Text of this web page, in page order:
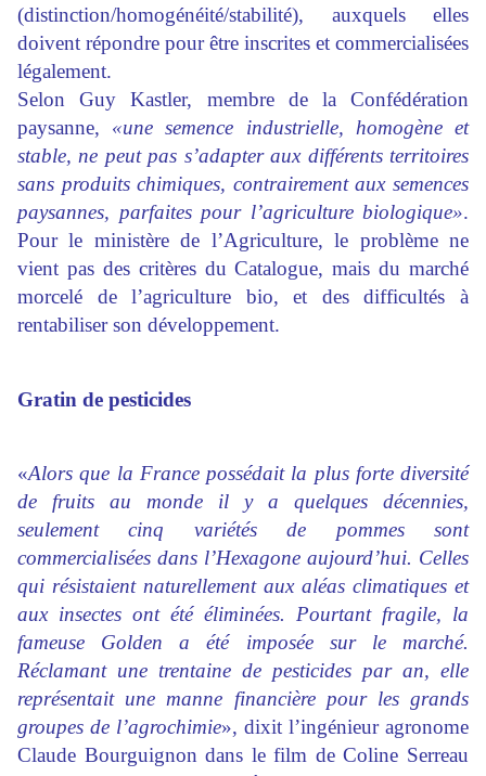
(distinction/homogénéité/stabilité), auxquels elles
doivent répondre pour être inscrites et commercialisées
légalement.
Selon Guy Kastler, membre de la Confédération
paysanne, «une semence industrielle, homogène et
stable, ne peut pas s’adapter aux différents territoires
sans produits chimiques, contrairement aux semences
paysannes, parfaites pour l’agriculture biologique».
Pour le ministère de l’Agriculture, le problème ne
vient pas des critères du Catalogue, mais du marché
morcelé de l’agriculture bio, et des difficultés à
rentabiliser son développement.
Gratin de pesticides
«Alors que la France possédait la plus forte diversité
de fruits au monde il y a quelques décennies,
seulement cinq variétés de pommes sont
commercialisées dans l’Hexagone aujourd’hui. Celles
qui résistaient naturellement aux aléas climatiques et
aux insectes ont été éliminées. Pourtant fragile, la
fameuse Golden a été imposée sur le marché.
Réclamant une trentaine de pesticides par an, elle
représentait une manne financière pour les grands
groupes de l’agrochimie», dixit l’ingénieur agronome
Claude Bourguignon dans le film de Coline Serreau